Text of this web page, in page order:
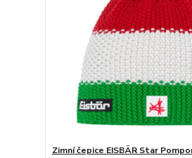
Zimní čepice EISBÄR Star